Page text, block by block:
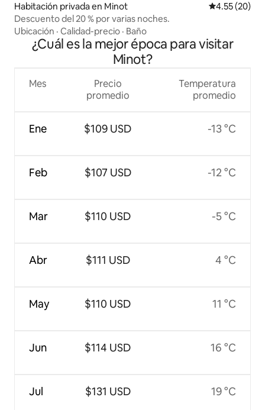
Habitación privada en Minot Calificación
4.55 (20)
Descuento del 20 % por varias noches.
Ubicación · Calidad-precio · Baño
¿Cuál es la mejor época para visitar
Minot?
Mes
Ene
Feb
Mar
Abr
May
Jun
Jul
Precio
promedio
$109 USD
$107 USD
$110 USD
$111 USD
$110 USD
$114 USD
$131 USD
Temperatura
promedio
-13 °C
-12 °C
-5 °C
4 °C
11 °C
16 °C
19 °C